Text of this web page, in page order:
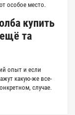
особое место.
купить
та
опыт и если
какую-же все-
случае.